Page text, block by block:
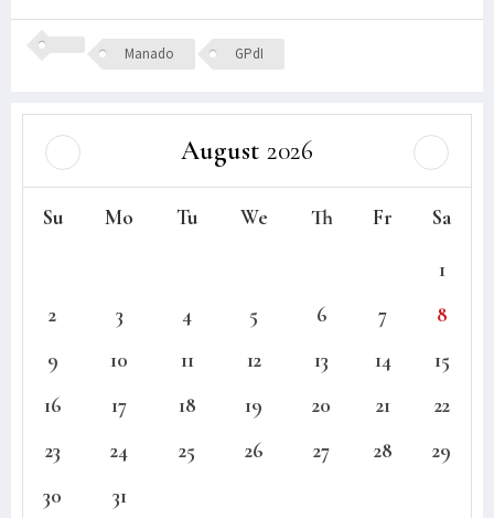
Manado GPdI
August 2026
Su Mo Tu We Th Fr Sa
1
2
3 4 5 6 7
8
9
10 11 12 13 14
15
16
17 18 19 20 21
22
23
24 25 26 27 28
29
30
31